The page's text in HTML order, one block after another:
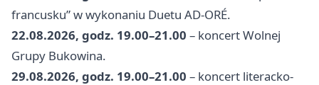
francusku” w wykonaniu Duetu AD-ORÉ.
22.08.2026, godz. 19.00–21.00 – koncert Wolnej
Grupy Bukowina.
29.08.2026, godz. 19.00–21.00 – koncert literacko-